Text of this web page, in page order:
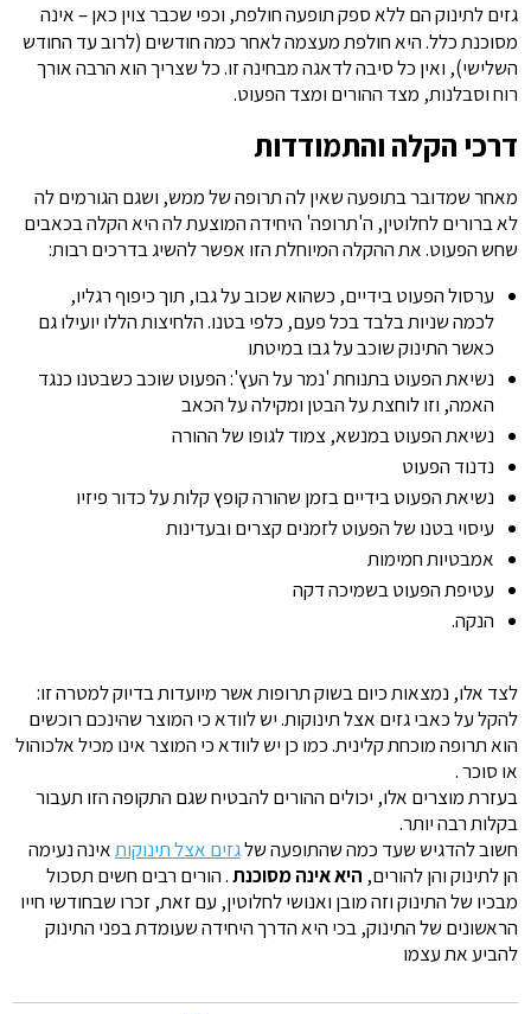
גזים לתינוק הם ללא ספק תופעה חולפת, וכפי שכבר צוין כאן – אינה
מסוכנת כלל. היא חולפת מעצמה לאחר כמה חודשים (לרוב עד החודש
השלישי), ואין כל סיבה לדאגה מבחינה זו. כל שצריך הוא הרבה אורך
רוח וסבלנות, מצד ההורים ומצד הפעוט.
דרכי הקלה והתמודדות
מאחר שמדובר בתופעה שאין לה תרופה של ממש, ושגם הגורמים לה
לא ברורים לחלוטין, ה'תרופה' היחידה המוצעת לה היא הקלה בכאבים
שחש הפעוט. את ההקלה המיוחלת הזו אפשר להשיג בדרכים רבות:
ערסול הפעוט בידיים, כשהוא שכוב על גבו, תוך כיפוף רגליו,
לכמה שניות בלבד בכל פעם, כלפי בטנו. הלחיצות הללו יועילו גם
כאשר התינוק שוכב על גבו במיטתו
נשיאת הפעוט בתנוחת 'נמר על העץ': הפעוט שוכב כשבטנו כנגד
האמה, וזו לוחצת על הבטן ומקילה על הכאב
נשיאת הפעוט במנשא, צמוד לגופו של ההורה
נדנוד הפעוט
נשיאת הפעוט בידיים בזמן שהורה קופץ קלות על כדור פיזיו
עיסוי בטנו של הפעוט לזמנים קצרים ובעדינות
אמבטיות חמימות
עטיפת הפעוט בשמיכה דקה
הנקה.
לצד אלו, נמצאות כיום בשוק תרופות אשר מיועדות בדיוק למטרה זו:
להקל על כאבי גזים אצל תינוקות. יש לוודא כי המוצר שהינכם רוכשים
הוא תרופה מוכחת קלינית. כמו כן יש לוודא כי המוצר אינו מכיל אלכוהול
או סוכר .
בעזרת מוצרים אלו, יכולים ההורים להבטיח שגם התקופה הזו תעבור
בקלות רבה יותר.
חשוב להדגיש שעד כמה שהתופעה שלגזים אצל תינוקותאינה נעימה
הן לתינוק והן להורים, היא אינה מסוכנת. הורים רבים חשים תסכול
מבכיו של התינוק וזה מובן ואנושי לחלוטין, עם זאת, זכרו שבחודשי חייו
הראשונים של התינוק, בכי היא הדרך היחידה שעומדת בפני התינוק
להביע את עצמו